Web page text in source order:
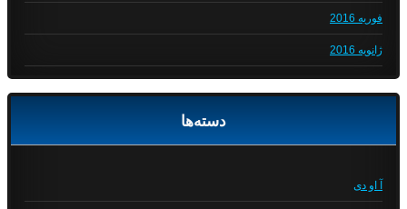
فوریه 2016
ژانویه 2016
دسته‌ها
آ او دی